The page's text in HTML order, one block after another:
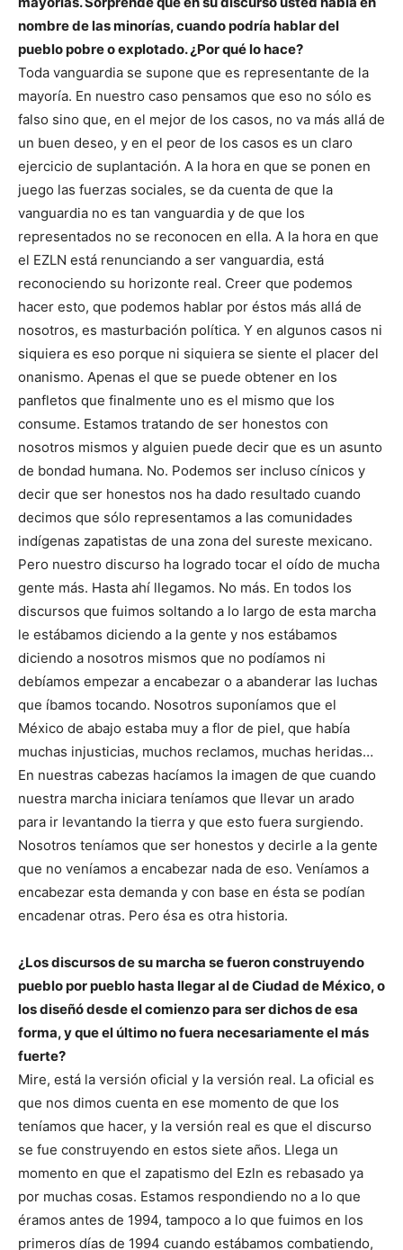
nombre de las minorías, cuando podría hablar del
pueblo pobre o explotado. ¿Por qué lo hace?
Toda vanguardia se supone que es representante de la
mayoría. En nuestro caso pensamos que eso no sólo es
falso sino que, en el mejor de los casos, no va más allá de
un buen deseo, y en el peor de los casos es un claro
ejercicio de suplantación. A la hora en que se ponen en
juego las fuerzas sociales, se da cuenta de que la
vanguardia no es tan vanguardia y de que los
representados no se reconocen en ella. A la hora en que
el EZLN está renunciando a ser vanguardia, está
reconociendo su horizonte real. Creer que podemos
hacer esto, que podemos hablar por éstos más allá de
nosotros, es masturbación política. Y en algunos casos ni
siquiera es eso porque ni siquiera se siente el placer del
onanismo. Apenas el que se puede obtener en los
panfletos que finalmente uno es el mismo que los
consume. Estamos tratando de ser honestos con
nosotros mismos y alguien puede decir que es un asunto
de bondad humana. No. Podemos ser incluso cínicos y
decir que ser honestos nos ha dado resultado cuando
decimos que sólo representamos a las comunidades
indígenas zapatistas de una zona del sureste mexicano.
Pero nuestro discurso ha logrado tocar el oído de mucha
gente más. Hasta ahí llegamos. No más. En todos los
discursos que fuimos soltando a lo largo de esta marcha
le estábamos diciendo a la gente y nos estábamos
diciendo a nosotros mismos que no podíamos ni
debíamos empezar a encabezar o a abanderar las luchas
que íbamos tocando. Nosotros suponíamos que el
México de abajo estaba muy a flor de piel, que había
muchas injusticias, muchos reclamos, muchas heridas…
En nuestras cabezas hacíamos la imagen de que cuando
nuestra marcha iniciara teníamos que llevar un arado
para ir levantando la tierra y que esto fuera surgiendo.
Nosotros teníamos que ser honestos y decirle a la gente
que no veníamos a encabezar nada de eso. Veníamos a
encabezar esta demanda y con base en ésta se podían
encadenar otras. Pero ésa es otra historia.
¿Los discursos de su marcha se fueron construyendo
pueblo por pueblo hasta llegar al de Ciudad de México, o
los diseñó desde el comienzo para ser dichos de esa
forma, y que el último no fuera necesariamente el más
fuerte?
Mire, está la versión oficial y la versión real. La oficial es
que nos dimos cuenta en ese momento de que los
teníamos que hacer, y la versión real es que el discurso
se fue construyendo en estos siete años. Llega un
momento en que el zapatismo del Ezln es rebasado ya
por muchas cosas. Estamos respondiendo no a lo que
éramos antes de 1994, tampoco a lo que fuimos en los
primeros días de 1994 cuando estábamos combatiendo,